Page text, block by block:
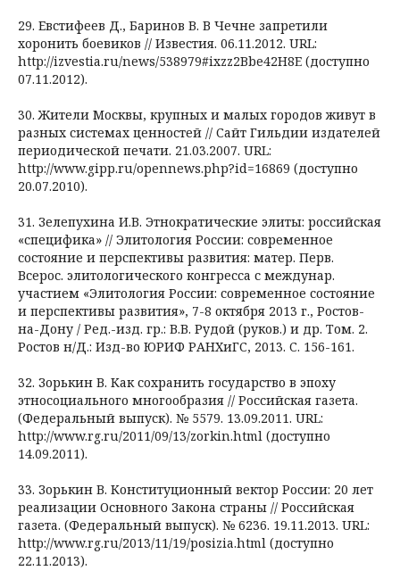
29. Евстифеев Д., Баринов В. В Чечне запретили
хоронить боевиков // Известия. 06.11.2012. URL:
http://izvestia.ru/news/538979#ixzz2Bbe42H8E (доступно
07.11.2012).
30. Жители Москвы, крупных и малых городов живут в
разных системах ценностей // Сайт Гильдии издателей
периодической печати. 21.03.2007. URL:
http://www.gipp.ru/opennews.php?id=16869 (доступно
20.07.2010).
31. Зелепухина И.В. Этнократические элиты: российская
«специфика» // Элитология России: современное
состояние и перспективы развития: матер. Перв.
Всерос. элитологического конгресса с междунар.
участием «Элитология России: современное состояние
и перспективы развития», 7-8 октября 2013 г., Ростов-
на-Дону / Ред.-изд. гр.: В.В. Рудой (руков.) и др. Том. 2.
Ростов н/Д.: Изд-во ЮРИФ РАНХиГС, 2013. C. 156-161.
32. Зорькин В. Как сохранить государство в эпоху
этносоциального многообразия // Российская газета.
(Федеральный выпуск). № 5579. 13.09.2011. URL:
http://www.rg.ru/2011/09/13/zorkin.html (доступно
14.09.2011).
33. Зорькин В. Конституционный вектор России: 20 лет
реализации Основного Закона страны // Российская
газета. (Федеральный выпуск). № 6236. 19.11.2013. URL:
http://www.rg.ru/2013/11/19/posizia.html (доступно
22.11.2013).